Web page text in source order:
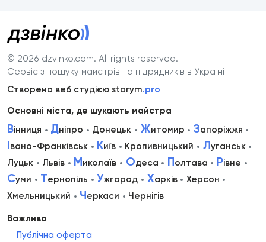
© 2026 dzvinko.com. All rights reserved.
Сервіс з пошуку майстрів та підрядників в Україні
Створено веб студією storym.pro
Основні міста, де шукають майстра
Вінниця Дніпро Донецьк Житомир Запоріжжя
Івано-Франківськ Київ Кропивницький Луганськ
Луцьк
Львів Миколаїв Одеса Полтава Рівне
Суми Тернопіль Ужгород Харків
Херсон
Хмельницький
Черкаси Чернігів
Важливо
Публічна оферта